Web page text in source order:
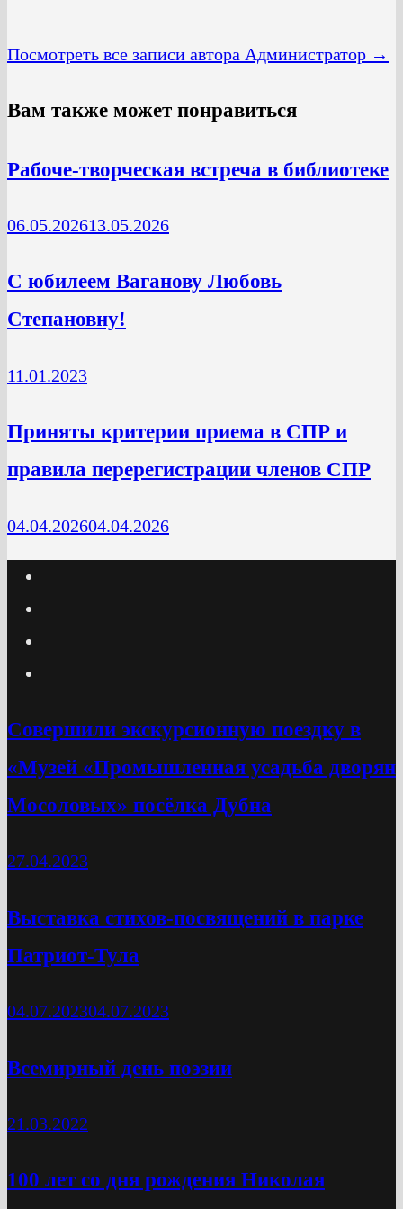
Посмотреть все записи автора Администратор →
Вам также может понравиться
Рабоче-творческая встреча в библиотеке
06.05.202613.05.2026
C юбилеем Ваганову Любовь
Степановну!
11.01.2023
Приняты критерии приема в СПР и
правила перерегистрации членов СПР
04.04.202604.04.2026
Cовершили экскурсионную поездку в
«Музей «Промышленная усадьба дворян
Мосоловых» посёлка Дубна
27.04.2023
Выставка стихов-посвящений в парке
Патриот-Тула
04.07.202304.07.2023
Всемирный день поэзии
21.03.2022
100 лет со дня рождения Николая